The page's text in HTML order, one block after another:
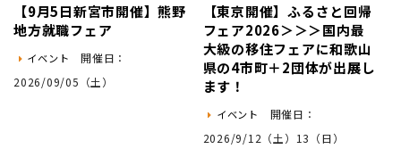
【9月5日新宮市開催】熊野
地方就職フェア
イベント
開催日：
2026/09/05（土）
【東京開催】ふるさと回帰
フェア2026＞＞＞国内最
大級の移住フェアに和歌山
県の4市町＋2団体が出展し
ます！
イベント
開催日：
2026/9/12（土）13（日）